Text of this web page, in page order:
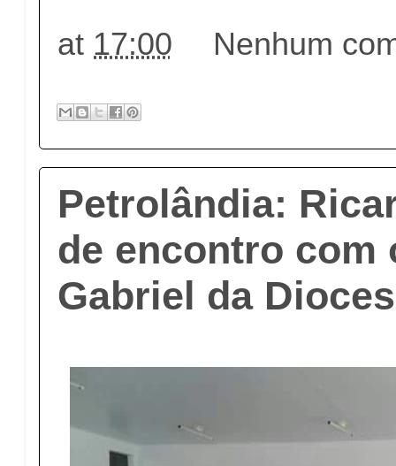
at 17:00 Nenhum
Petrolândia:
de encontro com
Gabriel da